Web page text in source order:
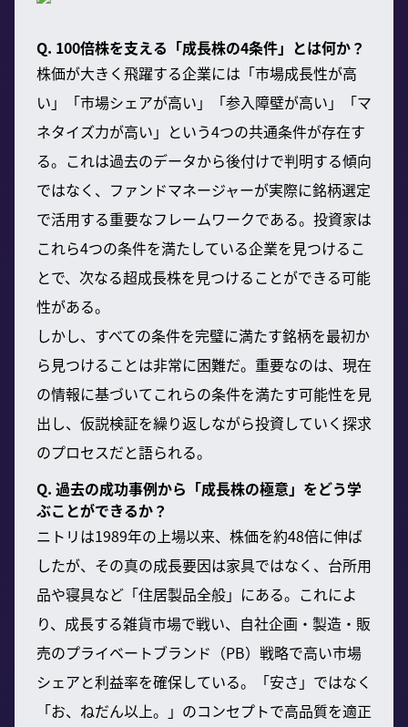
Q. 100倍株を支える「成長株の4条件」とは何か？
株価が大きく飛躍する企業には「市場成長性が高
い」「市場シェアが高い」「参入障壁が高い」「マ
ネタイズ力が高い」という4つの共通条件が存在す
る。これは過去のデータから後付けで判明する傾向
ではなく、ファンドマネージャーが実際に銘柄選定
で活用する重要なフレームワークである。投資家は
これら4つの条件を満たしている企業を見つけるこ
とで、次なる超成長株を見つけることができる可能
性がある。
しかし、すべての条件を完璧に満たす銘柄を最初か
ら見つけることは非常に困難だ。重要なのは、現在
の情報に基づいてこれらの条件を満たす可能性を見
出し、仮説検証を繰り返しながら投資していく探求
のプロセスだと語られる。
Q. 過去の成功事例から「成長株の極意」をどう学
ぶことができるか？
ニトリは1989年の上場以来、株価を約48倍に伸ば
したが、その真の成長要因は家具ではなく、台所用
品や寝具など「住居製品全般」にある。これによ
り、成長する雑貨市場で戦い、自社企画・製造・販
売のプライベートブランド（PB）戦略で高い市場
シェアと利益率を確保している。「安さ」ではなく
「お、ねだん以上。」のコンセプトで高品質を適正